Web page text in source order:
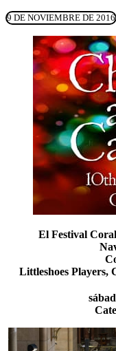
9 DE NOVIEMBRE DE 2016
El Festival
Littleshoes Players,